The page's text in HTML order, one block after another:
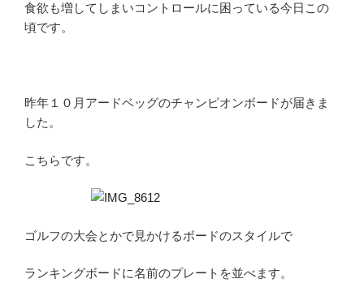
食欲も増してしまいコントロールに困っている今日この
頃です。
昨年１０月アードベッグのチャンピオンボードが届きま
した。
こちらです。
ゴルフの大会とかで見かけるボードのスタイルで
ランキングボードに名前のプレートを並べます。